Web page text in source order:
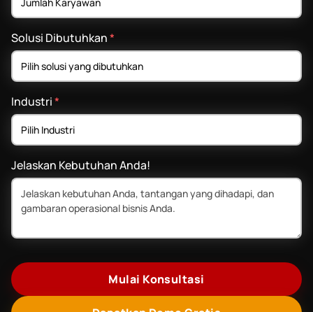
Solusi Dibutuhkan*
Industri*
Jelaskan Kebutuhan Anda!
Mulai Konsultasi